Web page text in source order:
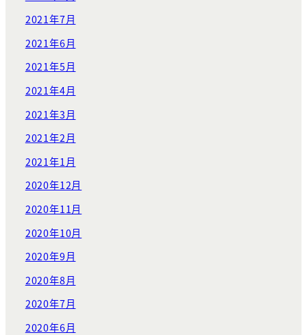
2021年7月
2021年6月
2021年5月
2021年4月
2021年3月
2021年2月
2021年1月
2020年12月
2020年11月
2020年10月
2020年9月
2020年8月
2020年7月
2020年6月